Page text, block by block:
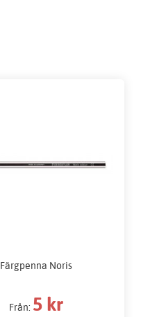
Färgpenna Noris
Från: 5 kr